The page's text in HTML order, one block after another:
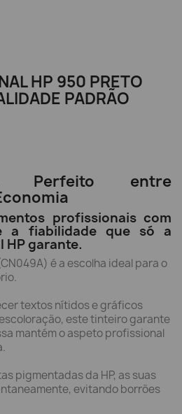
HP 950 PRETO
PADRÃO
Perfeito entre
profissionais com
a fiabilidade que só a
HP garante.
é a escolha ideal para o
textos nítidos e gráficos
este tinteiro garante
mantém o aspeto profissional
pigmentadas da HP, as suas
evitando borrões